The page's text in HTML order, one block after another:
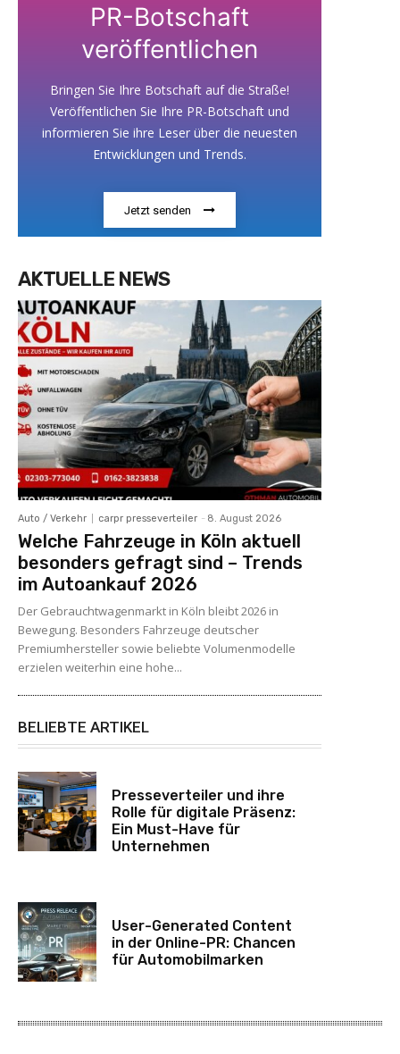
PR-Botschaft
veröffentlichen
Bringen Sie Ihre Botschaft auf die Straße!
Veröffentlichen Sie Ihre PR-Botschaft und
informieren Sie ihre Leser über die neuesten
Entwicklungen und Trends.
Jetzt senden
AKTUELLE NEWS
Auto / Verkehr carpr presseverteiler - 8. August 2026
Welche Fahrzeuge in Köln aktuell
besonders gefragt sind – Trends
im Autoankauf 2026
Der Gebrauchtwagenmarkt in Köln bleibt 2026 in
Bewegung. Besonders Fahrzeuge deutscher
Premiumhersteller sowie beliebte Volumenmodelle
erzielen weiterhin eine hohe...
BELIEBTE ARTIKEL
Presseverteiler und ihre
Rolle für digitale Präsenz:
Ein Must-Have für
Unternehmen
User-Generated Content
in der Online-PR: Chancen
für Automobilmarken